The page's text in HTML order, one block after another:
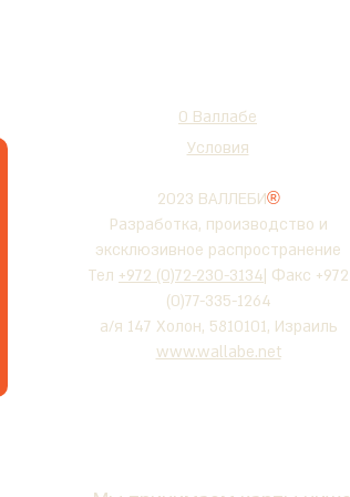
О Валлабе
Условия
2023 ВАЛЛЕБИ®
Разработка, производство и
эксклюзивное распространение
Тел +972 (0)72-230-3134| Факс +972
(0)77-335-1264
а/я 147 Холон, 5810101, Израиль
www.wallabe.net